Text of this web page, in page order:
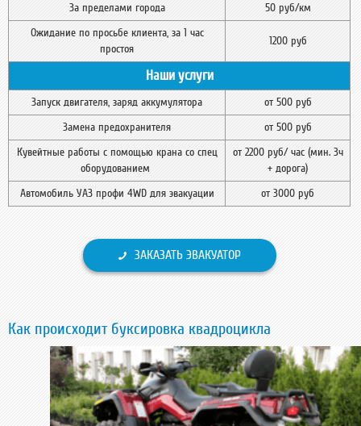
За пределами города
50 руб/км
Ожидание по просьбе клиента, за 1 час
простоя
1200 руб
Наши услуги
Запуск двигателя, заряд аккумулятора
от 500 руб
Замена предохранителя
от 500 руб
Кувейтные работы с помощью крана со спец
оборудованием
от 2200 руб/ час (мин. 3ч
+ дорога)
Автомобиль УАЗ профи 4WD для эвакуации
от 3000 руб
ЗАКАЗАТЬ ЭВАКУАТОР
Как происходит буксировка квадроцикла